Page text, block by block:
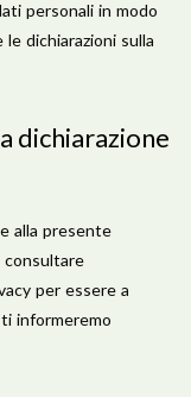
personali in modo
dichiarazioni sulla
dichiarazione
alla presente
consultare
per essere a
informeremo